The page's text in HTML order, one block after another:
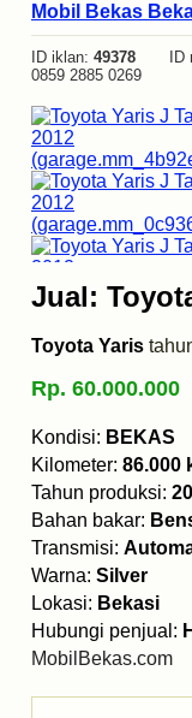
Mobil Bekas
ID iklan: 49378 ID
0859 2885 0269
Jual:
Toyota Yaris
Rp. 60.000.000
Kondisi: BEKAS
Kilometer: 86.000
Tahun produksi:
Bahan bakar:
Transmisi:
Warna: Silver
Lokasi: Bekasi
Hubungi penjual:
MobilBekas.com